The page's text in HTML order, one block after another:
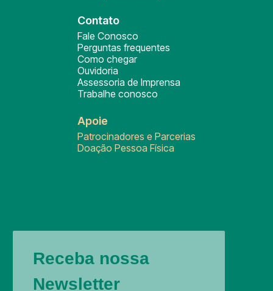
Contato
Fale Conosco
Perguntas frequentes
Como chegar
Ouvidoria
Assessoria de Imprensa
Trabalhe conosco
Apoie
Patrocinadores e Parcerias
Doação Pessoa Física